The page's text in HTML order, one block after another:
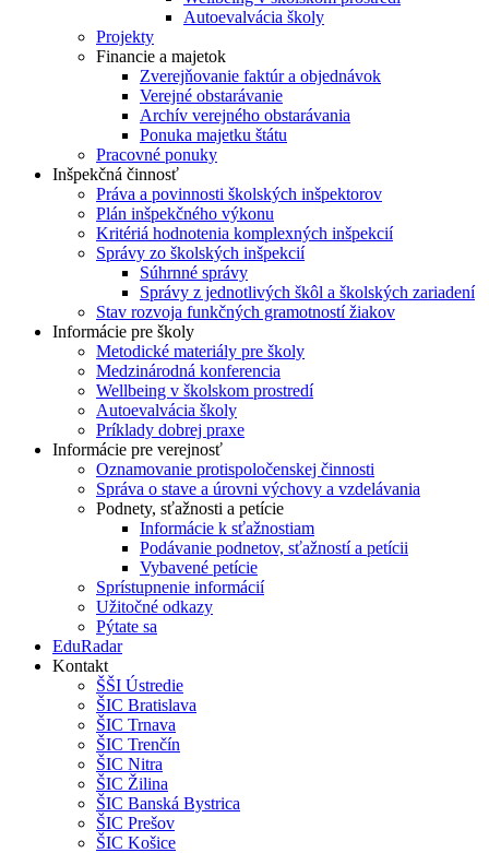
Autoevalvácia školy
Projekty
Financie a majetok
Zverejňovanie faktúr a objednávok
Verejné obstarávanie
Archív verejného obstarávania
Ponuka majetku štátu
Pracovné ponuky
Inšpekčná činnosť
Práva a povinnosti školských inšpektorov
Plán inšpekčného výkonu
Kritériá hodnotenia komplexných inšpekcií
Správy zo školských inšpekcií
Súhrnné správy
Správy z jednotlivých škôl a školských zariadení
Stav rozvoja funkčných gramotností žiakov
Informácie pre školy
Metodické materiály pre školy
Medzinárodná konferencia
Wellbeing v školskom prostredí
Autoevalvácia školy
Príklady dobrej praxe
Informácie pre verejnosť
Oznamovanie protispoločenskej činnosti
Správa o stave a úrovni výchovy a vzdelávania
Podnety, sťažnosti a petície
Informácie k sťažnostiam
Podávanie podnetov, sťažností a petícii
Vybavené petície
Sprístupnenie informácií
Užitočné odkazy
Pýtate sa
EduRadar
Kontakt
ŠŠI Ústredie
ŠIC Bratislava
ŠIC Trnava
ŠIC Trenčín
ŠIC Nitra
ŠIC Žilina
ŠIC Banská Bystrica
ŠIC Prešov
ŠIC Košice